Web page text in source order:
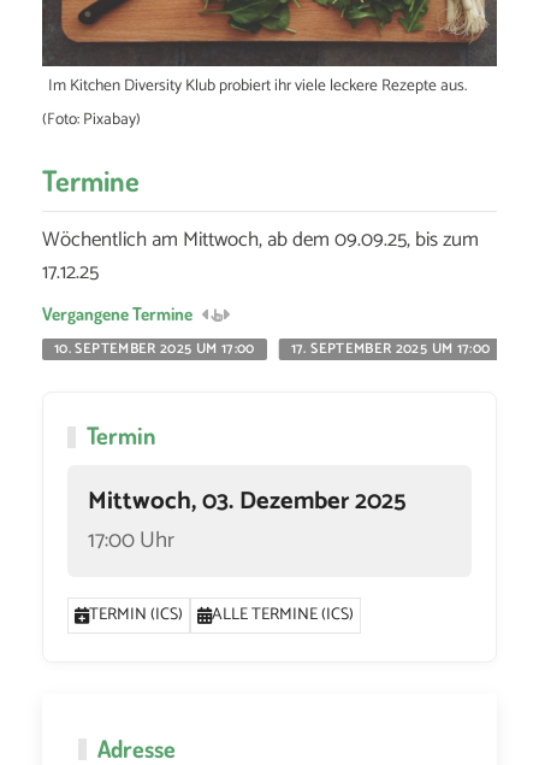
Im Kitchen Diversity Klub probiert ihr viele leckere Rezepte aus.
(Foto: Pixabay)
Termine
Wöchentlich am Mittwoch, ab dem 09.09.25, bis zum
17.12.25
Vergangene Termine
10. SEPTEMBER 2025 UM 17:00
17. SEPTEMBER 2025 UM 17:00
Termin
Mittwoch, 03. Dezember 2025
17:00 Uhr
TERMIN (ICS) ALLE TERMINE (ICS)
Adresse